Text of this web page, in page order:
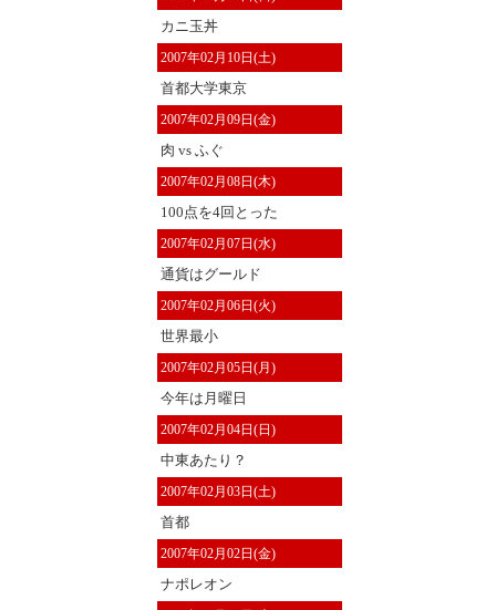
カニ玉丼
2007年02月10日(土)
首都大学東京
2007年02月09日(金)
肉 vs ふぐ
2007年02月08日(木)
100点を4回とった
2007年02月07日(水)
通貨はグールド
2007年02月06日(火)
世界最小
2007年02月05日(月)
今年は月曜日
2007年02月04日(日)
中東あたり？
2007年02月03日(土)
首都
2007年02月02日(金)
ナポレオン